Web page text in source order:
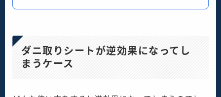
ダニ取りシートが逆効果になってし
まうケース